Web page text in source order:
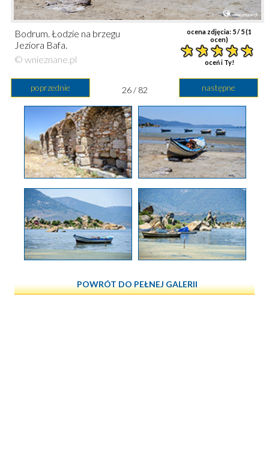
ocena zdjęcia: 5/ 5 (1
ocen)
oceń i Ty!
Bodrum. Łodzie na brzegu
Jeziora Bafa.
© wnieznane.pl
poprzednie następne
26 / 82
POWRÓT DO PEŁNEJ GALERII